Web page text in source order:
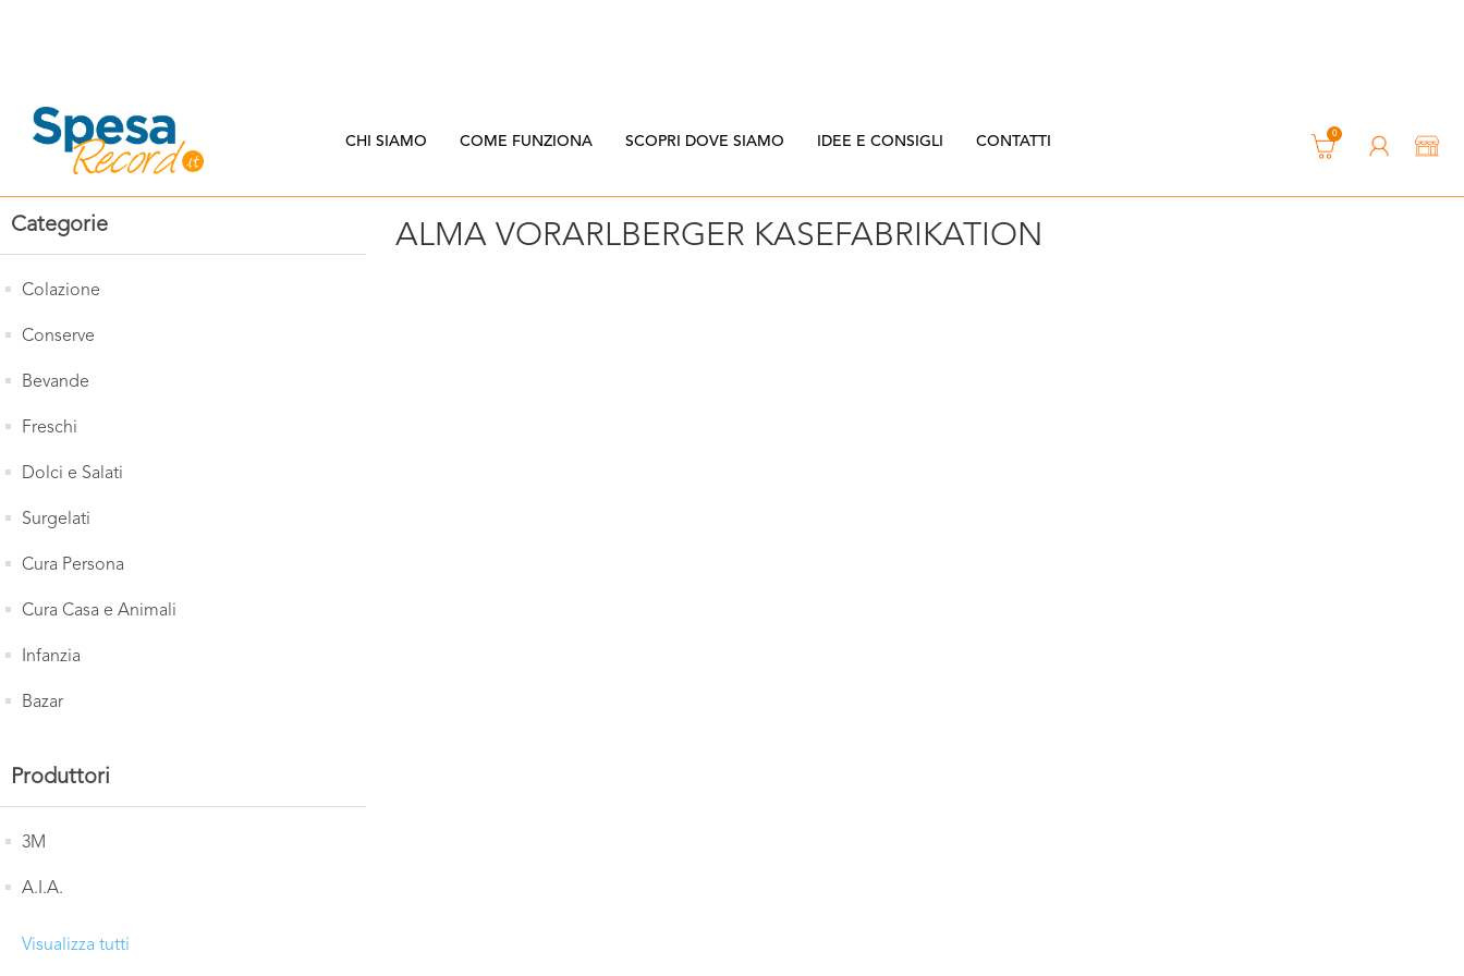
CHI SIAMO COME FUNZIONA SCOPRI DOVE SIAMO IDEE E CONSIGLI CONTATTI 0
Categorie
Colazione
Conserve
Bevande
Freschi
Dolci e Salati
Surgelati
Cura Persona
Cura Casa e Animali
Infanzia
Bazar
Produttori
3M
A.I.A.
Visualizza tutti
ALMA VORARLBERGER KASEFABRIKATION